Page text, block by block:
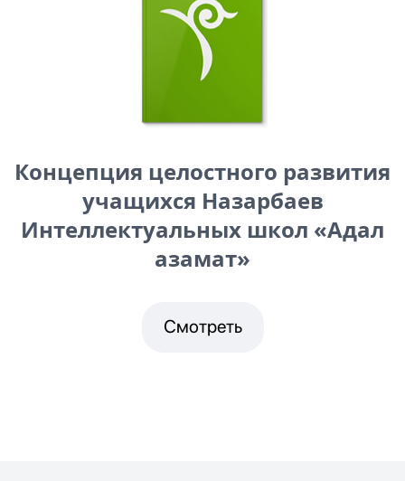
Концепция целостного развития
учащихся Назарбаев
Интеллектуальных школ «Адал
азамат»
Смотреть